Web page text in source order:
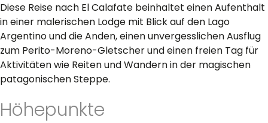
Diese Reise nach El Calafate beinhaltet einen Aufenthalt
in einer malerischen Lodge mit Blick auf den Lago
Argentino und die Anden, einen unvergesslichen Ausflug
zum Perito-Moreno-Gletscher und einen freien Tag für
Aktivitäten wie Reiten und Wandern in der magischen
patagonischen Steppe.
Höhepunkte